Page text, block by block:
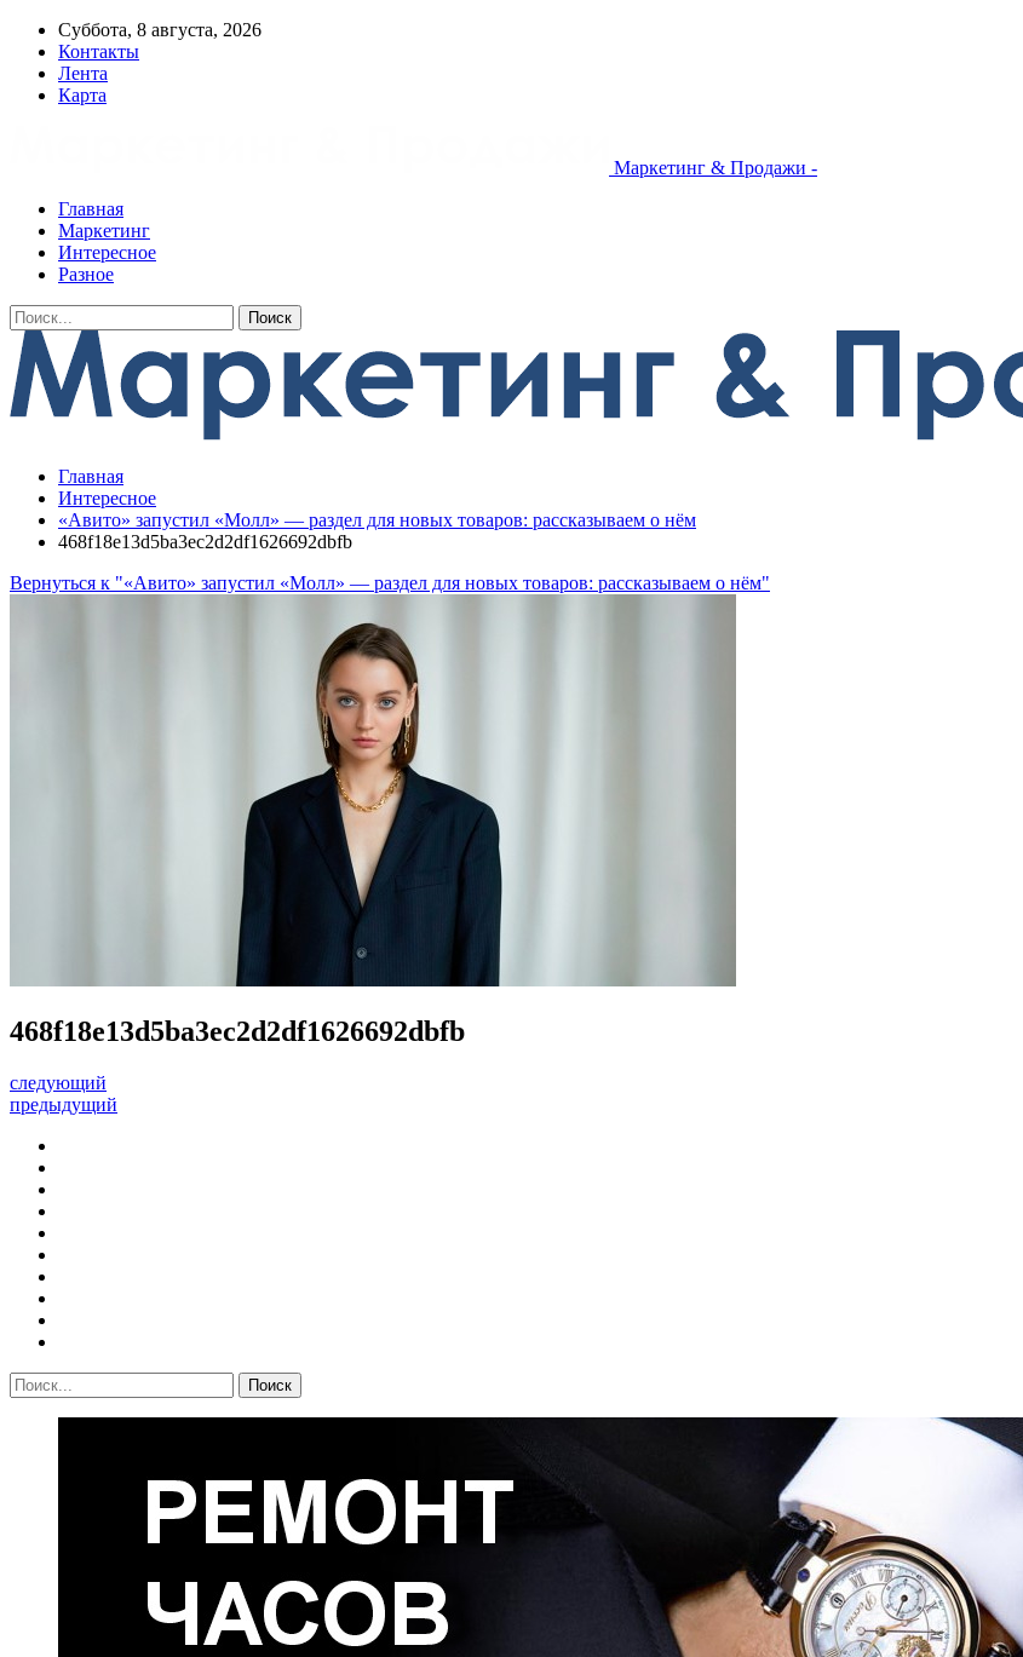
Суббота, 8 августа, 2026
Контакты
Лента
Карта
Маркетинг & Продажи -
Главная
Маркетинг
Интересное
Разное
Главная
Интересное
«Авито» запустил «Молл» — раздел для новых товаров: рассказываем о нём
468f18e13d5ba3ec2d2df1626692dbfb
Вернуться к "«Авито» запустил «Молл» — раздел для новых товаров: рассказываем о нём"
468f18e13d5ba3ec2d2df1626692dbfb
следующий
предыдущий